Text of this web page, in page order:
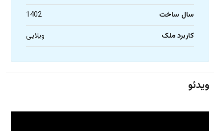
سال ساخت
1402
کاربرد ملک
ویلایی
ویدئو